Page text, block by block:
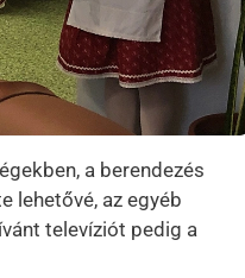
a berendezés
lehetővé, az egyéb
televíziót pedig a